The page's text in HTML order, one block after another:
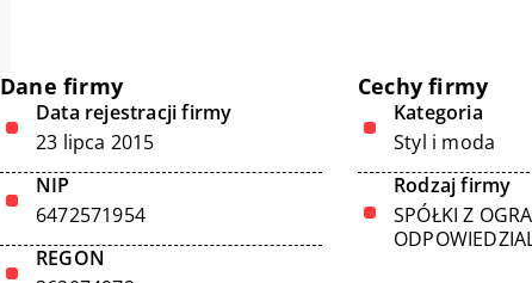
Dane firmy
Data rejestracji firmy
23 lipca 2015
NIP
6472571954
REGON
Cechy firmy
Kategoria
Styl i moda
Rodzaj firmy
SPÓŁKI Z